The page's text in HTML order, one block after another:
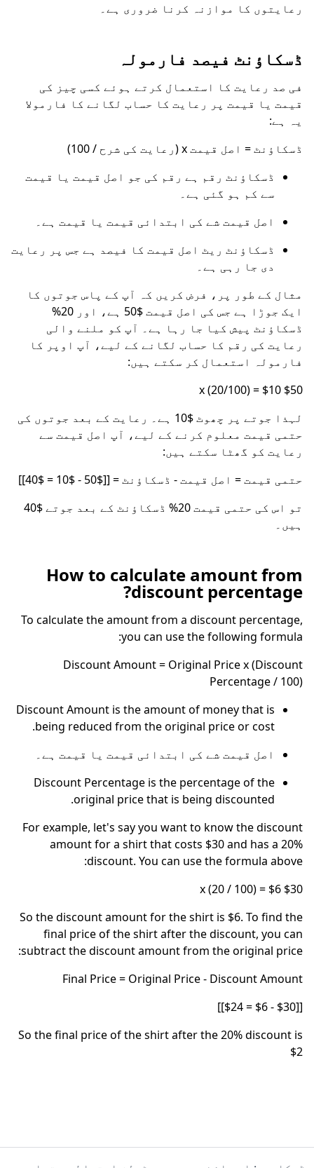
رعایتوں کا موازنہ کرنا ضروری ہے۔
ڈسکاؤنٹ فیصد فارمولہ
فی صد رعایت کا استعمال کرتے ہوئے کسی چیز کی
قیمت یا قیمت پر رعایت کا حساب لگانے کا فارمولا
یہ ہے:
ڈسکاؤنٹ = اصل قیمت x (رعایت کی شرح / 100)
ڈسکاؤنٹ رقم ہے رقم کی جو اصل قیمت یا قیمت
سے کم ہو گئی ہے۔
اصل قیمت شے کی ابتدائی قیمت یا قیمت ہے۔
ڈسکاؤنٹ ریٹ اصل قیمت کا فیصد ہے جس پر رعایت
دی جا رہی ہے۔
مثال کے طور پر، فرض کریں کہ آپ کے پاس جوتوں کا
ایک جوڑا ہے جس کی اصل قیمت $50 ہے، اور 20%
ڈسکاؤنٹ پیش کیا جا رہا ہے۔ آپ کو ملنے والی
رعایت کی رقم کا حساب لگانے کے لیے، آپ اوپر کا
فارمولہ استعمال کر سکتے ہیں:
$50 x (20/100) = $10
لہذا جوتے پر چھوٹ $10 ہے۔ رعایت کے بعد جوتوں کی
حتمی قیمت معلوم کرنے کے لیے، آپ اصل قیمت سے
رعایت کو گھٹا سکتے ہیں:
حتمی قیمت = اصل قیمت - ڈسکاؤنٹ = [[$50 - $10 = $40]]
تو اس کی حتمی قیمت 20% ڈسکاؤنٹ کے بعد جوتے $40
ہیں۔
How to calculate amount from
discount percentage?
To calculate the amount from a discount percentage,
you can use the following formula:
Discount Amount = Original Price x (Discount
Percentage / 100)
Discount Amount is the amount of money that is
being reduced from the original price or cost.
اصل قیمت شے کی ابتدائی قیمت یا قیمت ہے۔
Discount Percentage is the percentage of the
original price that is being discounted.
For example, let's say you want to know the discount
amount for a shirt that costs $30 and has a 20%
discount. You can use the formula above:
$30 x (20 / 100) = $6
So the discount amount for the shirt is $6. To find the
final price of the shirt after the discount, you can
subtract the discount amount from the original price:
Final Price = Original Price - Discount Amount
[[$30 - $6 = $24]]
So the final price of the shirt after the 20% discount is
$2